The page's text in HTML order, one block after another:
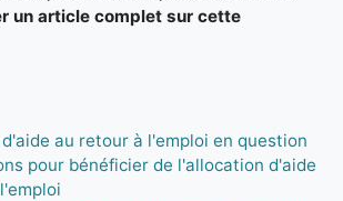
un article complet sur cette
au retour à l'emploi en question
pour bénéficier de l'allocation d'aide